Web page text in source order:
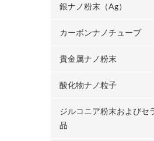
銀ナノ粉末（ag）
カーボンナノチューブ
貴金属ナノ粉末
酸化物ナノ粒子
ジルコニア粉末およびセ
品